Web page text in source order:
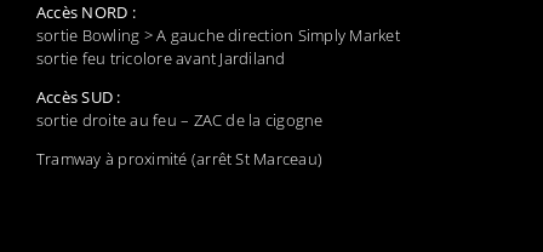
Accès NORD :
sortie Bowling > A gauche direction Simply Market
sortie feu tricolore avant Jardiland
Accès SUD :
sortie droite au feu – ZAC de la cigogne
Tramway à proximité (arrêt St Marceau)